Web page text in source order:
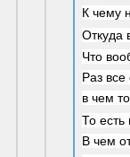
К чему
Откуда
Что
Раз
в чем
То
В чем